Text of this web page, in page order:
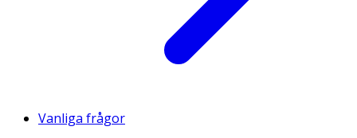
Vanliga frågor